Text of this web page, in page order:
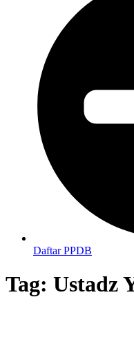
Daftar PPDB
Tag: Ustadz